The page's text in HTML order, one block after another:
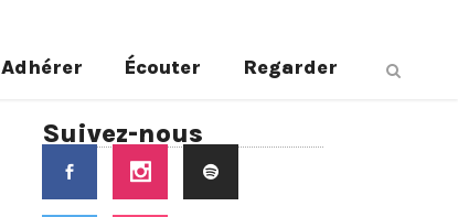
Adhérer Écouter Regarder
Suivez-nous